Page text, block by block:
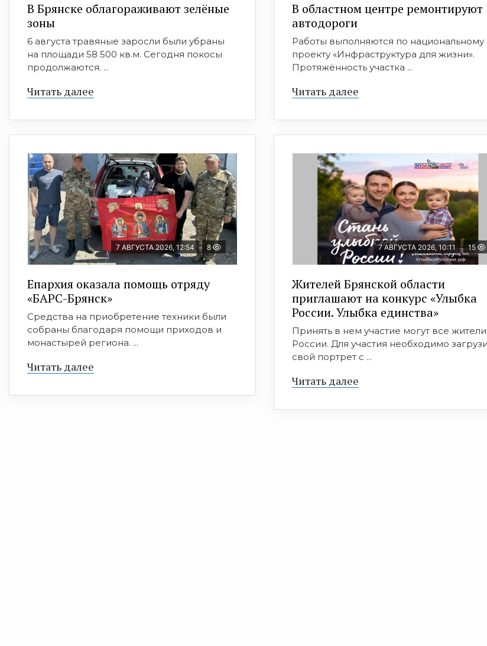
В Брянске облагораживают зелёные
зоны
6 августа травяные заросли были убраны
на площади 58 500 кв.м. Сегодня покосы
продолжаются. ...
Читать далее
В областном центре ремонтируют
автодороги
Работы выполняются по национальному
проекту «Инфраструктура для жизни».
Протяжённость участка ...
Читать далее
7 АВГУСТА 2026, 12:54 8
Епархия оказала помощь отряду
«БАРС-Брянск»
Средства на приобретение техники были
собраны благодаря помощи приходов и
монастырей региона. ...
Читать далее
7 АВГУСТА 2026, 10:11 15
Жителей Брянской области
приглашают на конкурс «Улыбка
России. Улыбка единства»
Принять в нем участие могут все жители
России. Для участия необходимо
свой портрет с ...
Читать далее